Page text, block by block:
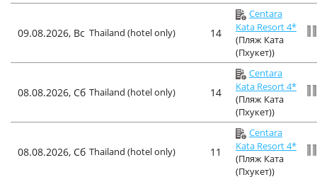
09.08.2026, Вс Thailand (hotel only) 14
Centara
Kata Resort 4*
(Пляж Ката
(Пхукет))
08.08.2026, Сб Thailand (hotel only) 14
Centara
Kata Resort 4*
(Пляж Ката
(Пхукет))
08.08.2026, Сб Thailand (hotel only) 11
Centara
Kata Resort 4*
(Пляж Ката
(Пхукет))